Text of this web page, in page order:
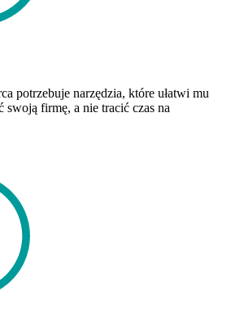
potrzebuje narzędzia, które ułatwi mu
swoją firmę, a nie tracić czas na